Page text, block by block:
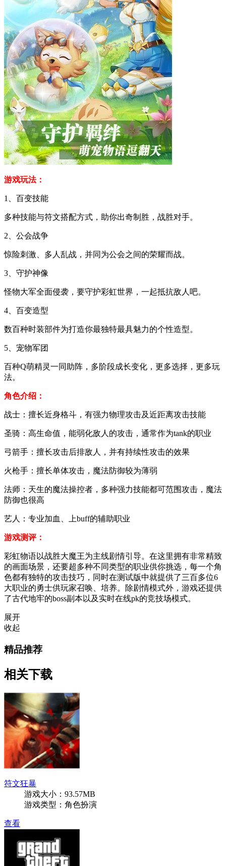
游戏玩法：
1、百变技能
多种技能与符文搭配方式，助你出奇制胜，战胜对手。
2、公会战争
惊险刺激、多人乱战，并同为公会之间的荣耀而战。
3、守护神像
怪物大军全面侵袭，要守护彩虹世界，一起抵抗敌人吧。
4、百变造型
数百种时装部件为打造你最独特最具魅力的个性造型。
5、宠物军团
百种Q萌精灵一同助阵，多阶段成长变化，更多选择，更多玩
法。
角色介绍：
战士：擅长近身格斗，有强力物理攻击及近距离攻击技能
圣骑：高生命值，能弱化敌人的攻击，通常作为tank的职业
弓箭手：擅长攻击后排敌人，并有持续性攻击的效果
火枪手：擅长单体攻击，魔法防御较为薄弱
法师：天生的魔法操控者，多种强力技能都可范围攻击，魔法
防御也很高
艺人：专业加血、上buff的辅助职业
游戏测评：
彩虹物语以战胜大魔王为主线剧情引导。在这里拥有非常精致
的画面场景，还要超多种不同类型的职业供你挑选，每一个角
色都有独特的攻击技巧，同时在测试版中就提供了三百多位6
大职业的勇士供玩家召唤、培养。除剧情模式外，游戏还提供
了古代地牢的boss副本以及实时在线pk的竞技场模式。
展开
收起
精品推荐
相关下载
符文狂暴
游戏大小：93.57MB
游戏类型：角色扮演
查看